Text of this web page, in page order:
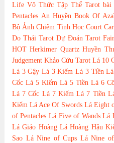
Life Vô Thức Tập Thể Tarot bài
Pentacles An Huyền Book Of
Bộ Ảnh Chiêm Tinh Học Court
Do Thái Tarot Dự Đoán Tarot
HOT Herkimer Quartz Huyền
Judgement Khảo Cứu Tarot Lá 10
Lá 3 Gậy Lá 3 Kiếm Lá 3 Tiền
Cốc Lá 5 Kiếm Lá 5 Tiền Lá 6
Lá 7 Cốc Lá 7 Kiếm Lá 7 Tiền
Kiếm Lá Ace Of Swords Lá Eight
of Pentacles Lá Five of Wands Lá
Lá Giáo Hoàng Lá Hoàng Hậu
Sao Lá Nine of Cups Lá Nine of